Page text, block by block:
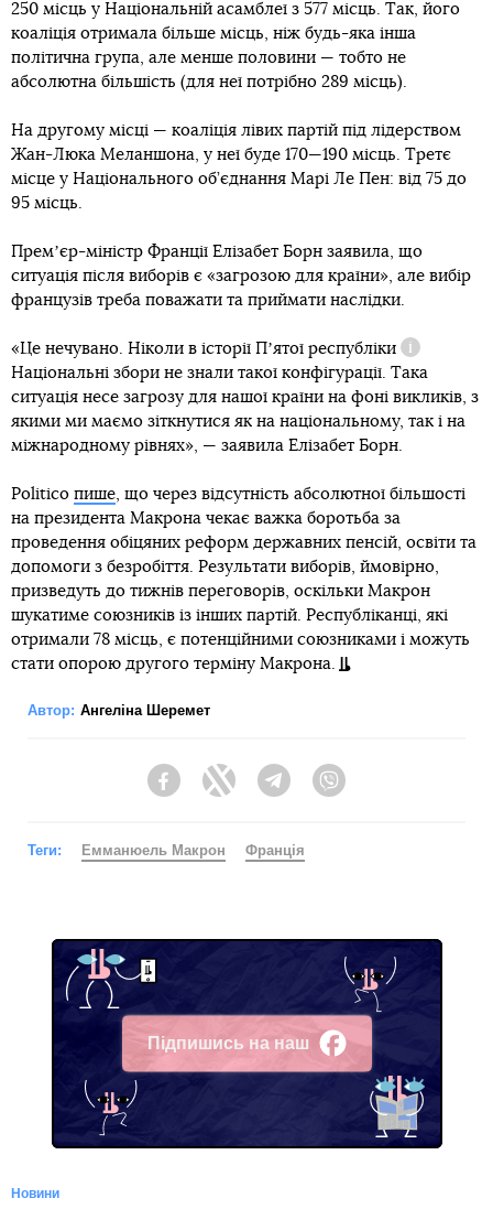
250 місць у Національній асамблеї з 577 місць. Так, його
коаліція отримала більше місць, ніж будь-яка інша
політична група, але менше половини — тобто не
абсолютна більшість (для неї потрібно 289 місць).
На другому місці — коаліція лівих партій під лідерством
Жан-Люка Меланшона, у неї буде 170—190 місць. Третє
місце у Національного об’єднання Марі Ле Пен: від 75 до
95 місць.
Премʼєр-міністр Франції Елізабет Борн заявила, що
ситуація після виборів є «загрозою для країни», але вибір
французів треба поважати та приймати наслідки.
«Це нечувано. Ніколи в історії Пʼятої республіки
Довідка
Національні збори не знали такої конфігурації. Така
ситуація несе загрозу для нашої країни на фоні викликів, з
якими ми маємо зіткнутися як на національному, так і на
міжнародному рівнях», — заявила Елізабет Борн.
Politico пише, що через відсутність абсолютної більшості
на президента Макрона чекає важка боротьба за
проведення обіцяних реформ державних пенсій, освіти та
допомоги з безробіття. Результати виборів, ймовірно,
призведуть до тижнів переговорів, оскільки Макрон
шукатиме союзників із інших партій. Республіканці, які
отримали 78 місць, є потенційними союзниками і можуть
стати опорою другого терміну Макрона.
Автор: Ангеліна Шеремет
FacebookTwitter Telegram
Теги: Емманюель Макрон Франція
Підпишись на наш
Facebook
Новини